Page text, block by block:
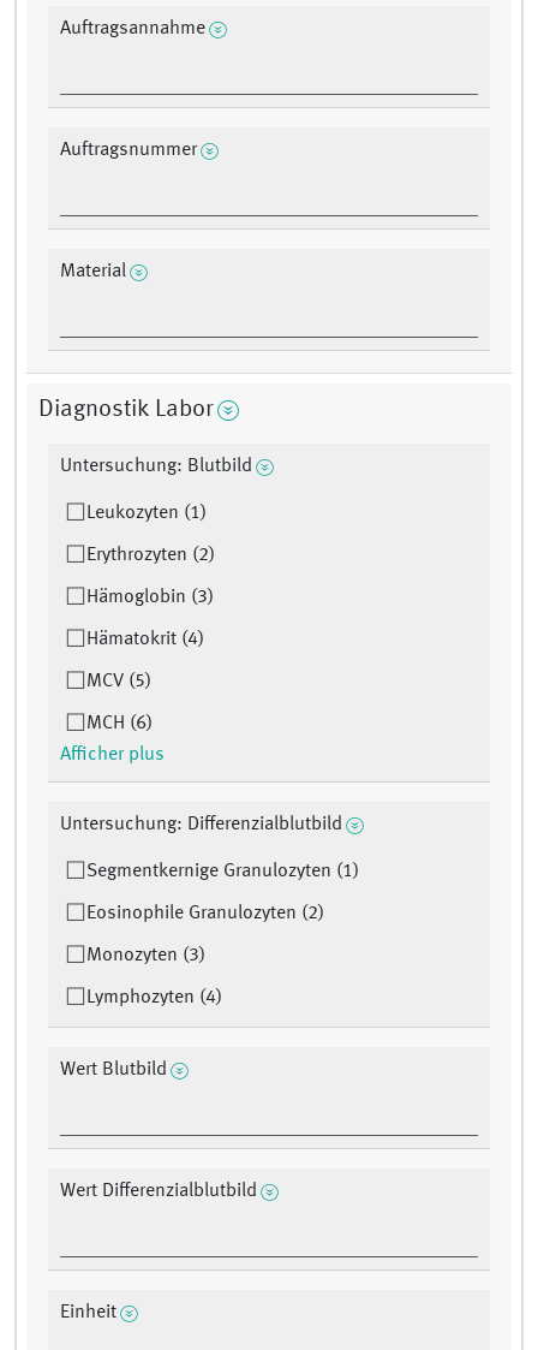
Auftragsannahme
Auftragsnummer
Material
Diagnostik Labor
Untersuchung: Blutbild
Leukozyten (1)
Erythrozyten (2)
Hämoglobin (3)
Hämatokrit (4)
MCV (5)
MCH (6)
Afficher plus
Untersuchung: Differenzialblutbild
Segmentkernige Granulozyten (1)
Eosinophile Granulozyten (2)
Monozyten (3)
Lymphozyten (4)
Wert Blutbild
Wert Differenzialblutbild
Einheit